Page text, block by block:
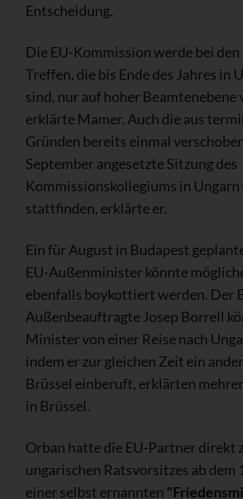
Entscheidung.
Die EU-Kommission werde bei
Treffen, die bis Ende des Jahres in
sind, nur auf hoher Beamtenebene
erklärte Mamer. Auch die aus
Gründen bereits einmal
September angesetzte Sitzung des
Kommissionskollegiums in
stattfinden, erklärte er.
Ein für August in Budapest
EU-Außenminister könnte
ebenfalls boykottiert werden. Der
Außenbeauftragte Josep Borrell
Minister von einer Reise nach
indem er zur gleichen Zeit ein
Brüssel einberuft, erklärten
in Brüssel.
Orban hatte die EU-Partner direkt
ungarischen Ratsvorsitzes ab dem
einer selbst ernannten